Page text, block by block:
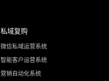
私域复购
微信私域运营系统
智能客户运营系统
营销自动化系统